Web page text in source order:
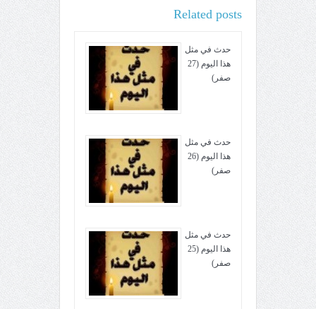
Related posts
حدث في مثل
هذا اليوم (27
صفر)
حدث في مثل
هذا اليوم (26
صفر)
حدث في مثل
هذا اليوم (25
صفر)